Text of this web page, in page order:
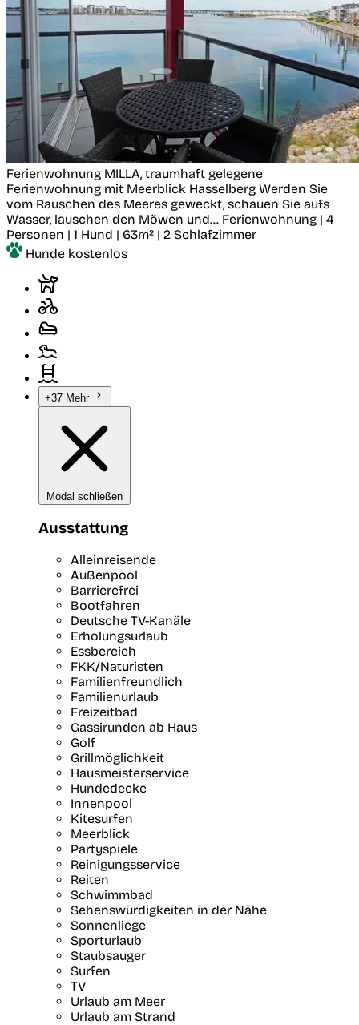
Ferienwohnung MILLA, traumhaft gelegene
Ferienwohnung mit Meerblick Hasselberg Werden Sie
vom Rauschen des Meeres geweckt, schauen Sie aufs
Wasser, lauschen den Möwen und... Ferienwohnung | 4
Personen | 1 Hund | 63m² | 2 Schlafzimmer
Hunde kostenlos
+37 Mehr
Modal schließen
Ausstattung
Alleinreisende
Außenpool
Barrierefrei
Bootfahren
Deutsche TV-Kanäle
Erholungsurlaub
Essbereich
FKK/Naturisten
Familienfreundlich
Familienurlaub
Freizeitbad
Gassirunden ab Haus
Golf
Grillmöglichkeit
Hausmeisterservice
Hundedecke
Innenpool
Kitesurfen
Meerblick
Partyspiele
Reinigungsservice
Reiten
Schwimmbad
Sehenswürdigkeiten in der Nähe
Sonnenliege
Sporturlaub
Staubsauger
Surfen
TV
Urlaub am Meer
Urlaub am Strand